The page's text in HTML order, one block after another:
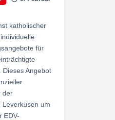
katholischer
für
Dieses Angebot
der
Leverkusen um
EDV-